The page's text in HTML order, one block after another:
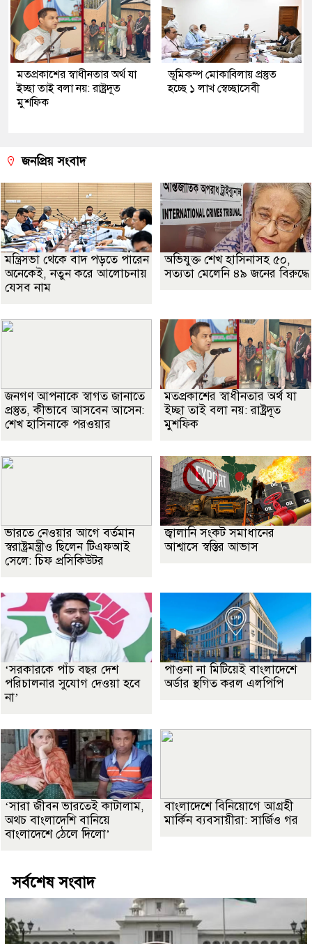
মতপ্রকাশের স্বাধীনতার অর্থ যা
ইচ্ছা তাই বলা নয়: রাষ্ট্রদূত
মুশফিক
ভূমিকম্প মোকাবিলায় প্রস্তুত
হচ্ছে ১ লাখ স্বেচ্ছাসেবী
জনপ্রিয় সংবাদ
মন্ত্রিসভা থেকে বাদ পড়তে পারেন
অনেকেই, নতুন করে আলোচনায়
যেসব নাম
অভিযুক্ত শেখ হাসিনাসহ ৫০,
সত্যতা মেলেনি ৪৯ জনের বিরুদ্ধে
জনগণ আপনাকে স্বাগত জানাতে
প্রস্তুত, কীভাবে আসবেন আসেন:
শেখ হাসিনাকে পরওয়ার
মতপ্রকাশের স্বাধীনতার অর্থ যা
ইচ্ছা তাই বলা নয়: রাষ্ট্রদূত
মুশফিক
ভারতে নেওয়ার আগে বর্তমান
স্বরাষ্ট্রমন্ত্রীও ছিলেন টিএফআই
সেলে: চিফ প্রসিকিউটর
জ্বালানি সংকট সমাধানের
আশ্বাসে স্বস্তির আভাস
‘সরকারকে পাঁচ বছর দেশ
পরিচালনার সুযোগ দেওয়া হবে
না’
পাওনা না মিটিয়েই বাংলাদেশে
অর্ডার স্থগিত করল এলপিপি
‘সারা জীবন ভারতেই কাটালাম,
অথচ বাংলাদেশি বানিয়ে
বাংলাদেশে ঠেলে দিলো’
বাংলাদেশে বিনিয়োগে আগ্রহী
মার্কিন ব্যবসায়ীরা: সার্জিও গর
সর্বশেষ সংবাদ